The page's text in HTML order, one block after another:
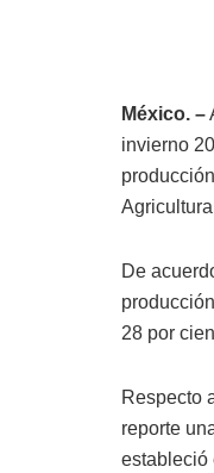
México. –
invierno
De
28 por
Respecto
reporte
estableció